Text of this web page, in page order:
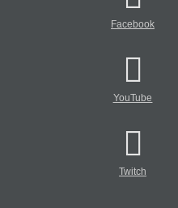
Facebook
YouTube
Twitch